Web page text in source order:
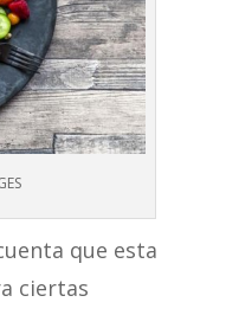
que esta
ciertas